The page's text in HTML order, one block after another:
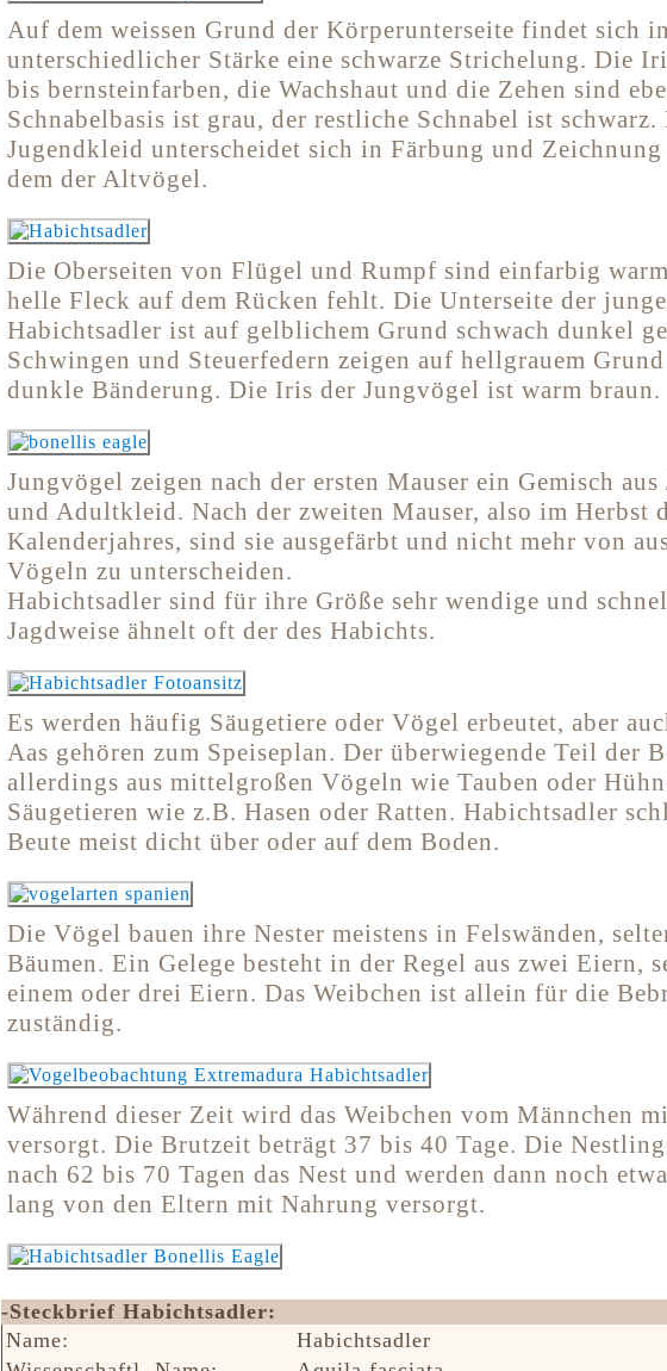
Auf dem weissen Grund der Körperunterseite findet sich in
unterschiedlicher Stärke eine schwarze Strichelung. Die
bis bernsteinfarben, die Wachshaut und die Zehen sind
Schnabelbasis ist grau, der restliche Schnabel ist schwarz.
Jugendkleid unterscheidet sich in Färbung und
dem der Altvögel.
Die Oberseiten von Flügel und Rumpf sind einfarbig
helle Fleck auf dem Rücken fehlt. Die Unterseite der
Habichtsadler ist auf gelblichem Grund schwach dunkel
Schwingen und Steuerfedern zeigen auf hellgrauem Grund
dunkle Bänderung. Die Iris der Jungvögel ist warm braun.
Jungvögel zeigen nach der ersten Mauser ein Gemisch
und Adultkleid. Nach der zweiten Mauser, also im Herbst
Kalenderjahres, sind sie ausgefärbt und nicht mehr von
Vögeln zu unterscheiden.
Habichtsadler sind für ihre Größe sehr wendige und
Jagdweise ähnelt oft der des Habichts.
Es werden häufig Säugetiere oder Vögel erbeutet, aber
Aas gehören zum Speiseplan. Der überwiegende Teil der
allerdings aus mittelgroßen Vögeln wie Tauben oder
Säugetieren wie z.B. Hasen oder Ratten. Habichtsadler
Beute meist dicht über oder auf dem Boden.
Die Vögel bauen ihre Nester meistens in Felswänden,
Bäumen. Ein Gelege besteht in der Regel aus zwei Eiern,
einem oder drei Eiern. Das Weibchen ist allein für die
zuständig.
Während dieser Zeit wird das Weibchen vom Männchen
versorgt. Die Brutzeit beträgt 37 bis 40 Tage. Die
nach 62 bis 70 Tagen das Nest und werden dann noch
lang von den Eltern mit Nahrung versorgt.
-Steckbrief Habichtsadler:
Name:
Habichtsadler